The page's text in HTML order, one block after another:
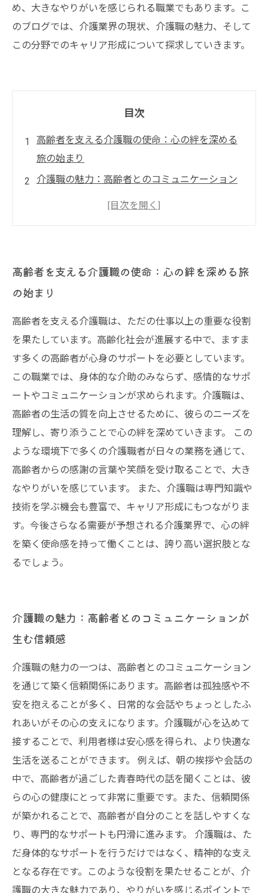
め、大きなやりがいを感じられる職業でもあります。こ
のブログでは、介護業界の現状、介護職の魅力、そして
この分野でのキャリア形成について探求していきます。
目次
高齢者を支える介護職の使命：心の絆を深める
旅の始まり
介護職の魅力：高齢者とのコミュニケーション
がいとは
キャリア形成の可能性：専門性を高める介護職
の未来
高齢者支援の社会的役割：介護業界が直面する
現実とは
介護職の魅力を再確認：共に歩む未来へのメッ
セージ
高齢者を支える介護職の使命：心の絆を深める旅
の始まり
高齢者を支える介護職は、ただの仕事以上の重要な役割
を果たしています。高齢化社会が進展する中で、ますま
す多くの高齢者が心身のサポートを必要としています。
この職業では、身体的な介助のみならず、感情的なサポ
ートやコミュニケーションが求められます。介護職は、
高齢者の生活の質を向上させるために、彼らのニーズを
理解し、寄り添うことで心の絆を深めていきます。 この
ような環境下で多くの介護職者が日々の業務を通じて、
高齢者からの感謝の言葉や笑顔を受け取ることで、大き
なやりがいを感じています。 また、介護職は専門知識や
技術を学ぶ機会も豊富で、キャリア形成にもつながりま
す。今後さらなる需要が予想される介護業界で、心の絆
を築く使命感を持って働くことは、誇り高い選択肢とな
るでしょう。
介護職の魅力：高齢者とのコミュニケーションが
生む信頼感
介護職の魅力の一つは、高齢者とのコミュニケーション
を通じて築く信頼関係にあります。高齢者は孤独感や不
安を抱えることが多く、日常的な会話やちょっとしたふ
れあいがその心の支えになります。介護職が心を込めて
接することで、利用者様は安心感を得られ、より快適な
生活を送ることができます。 例えば、朝の挨拶や会話の
中で、高齢者が過ごした青春時代の話を聞くことは、彼
らの心の健康にとって非常に重要です。また、信頼関係
が築かれることで、高齢者が自分のことを話しやすくな
り、専門的なサポートも円滑に進みます。 介護職は、た
だ身体的なサポートを行うだけではなく、精神的な支え
となる存在です。このような役割を果たせることが、介
護職の大きな魅力であり、やりがいを感じるポイントで